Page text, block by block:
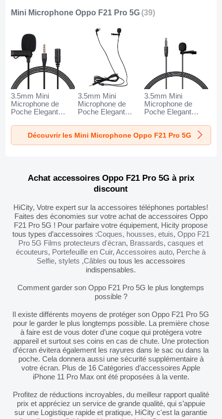
Mini Microphone Oppo F21 Pro 5G (39)
3.5mm Mini
Microphone de
Poche Elegant
Parleur K06 pour
Oppo F21 Pro 5G
Noir
3.5mm Mini
Microphone de
Poche Elegant
Parleur K05 pour
Oppo F21 Pro 5G
Noir
3.5mm Mini
Microphone de
Poche Elegant
Parleur K08 pour
Oppo F21 Pro 5G
Noir
Découvrir les Mini Microphone Oppo F21 Pro 5G
Achat accessoires Oppo F21 Pro 5G à prix
discount
HiCity, Votre expert sur la accessoires téléphones portables!
Faites des économies sur votre achat de accessoires Oppo
F21 Pro 5G ! Pour parfaire votre équipement, Hicity propose
tous types d’accessoires :Coques, housses, etuis, Oppo F21
Pro 5G Films protecteurs d'écran, Brassards,casques et
écouteurs, Portefeuille en Cuir,Accessoires auto, Perche à
Selfie, stylets ,Câbles ou tous les accessoires
indispensables.
Comment garder son Oppo F21 Pro 5G le plus longtemps
possible ?
Il existe différents moyens de protéger son Oppo F21 Pro 5G
pour le garder le plus longtemps possible. La première chose
à faire est de vous doter d’une coque qui protégera votre
appareil et surtout ses coins en cas de chute. Une protection
d’écran évitera également les rayures dans le sac ou dans la
poche. Cela donnera aussi une sécurité supplémentaire à
votre écran. Plus de 16 Catégories d’accessoires Apple
iPhone 11 Pro Max ont été proposées à la vente.
Profitez de réductions incroyables, du meilleur rapport qualité
prix et appréciez un service de grande qualité, qui s’appuie
sur une Logistique rapide et pratique, HiCity c'est la garantie